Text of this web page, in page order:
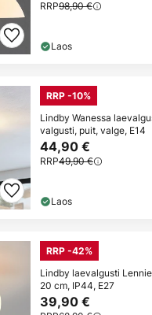
RRP98,90 €
Laos
RRP -10%
Lindby Wanessa
valgusti, puit, valge, E14
44,90 €
RRP49,90 €
Laos
RRP -42%
Lindby laevalgusti
20 cm, IP44, E27
39,90 €